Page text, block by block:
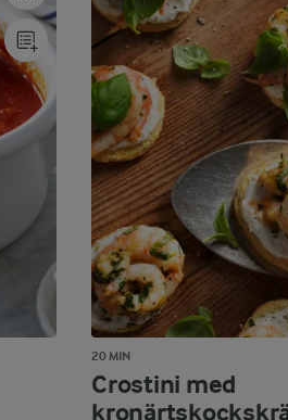
20 MIN
Crostini med